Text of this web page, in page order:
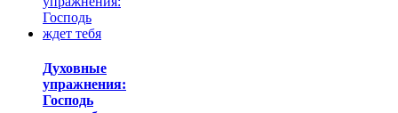
Духовные
упражнения:
Господь